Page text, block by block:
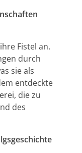
Fistel an.
durch
sie als
entdeckte
die zu
des